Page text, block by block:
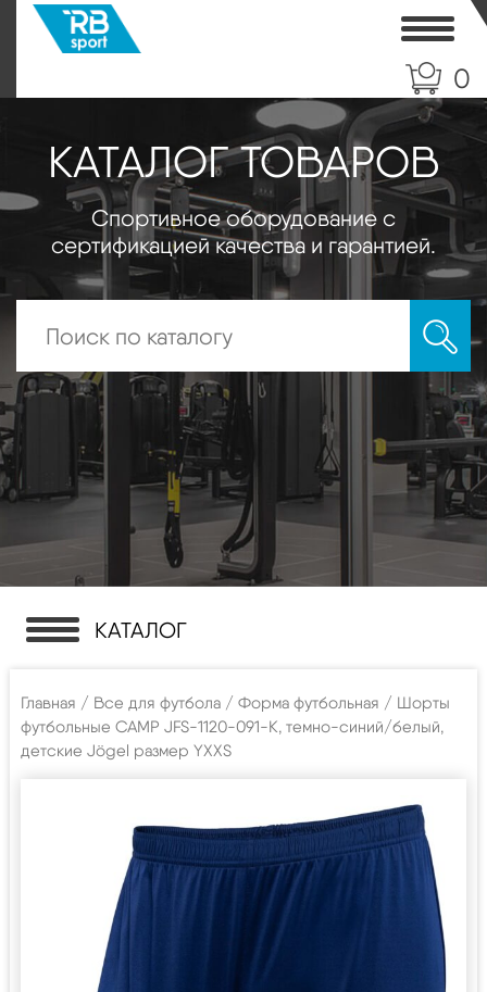
0
КАТАЛОГ ТОВАРОВ
Спортивное оборудование с
сертификацией качества и гарантией.
КАТАЛОГ
Главная / Все для футбола / Форма футбольная / Шорты
футбольные CAMP JFS-1120-091-K, темно-синий/белый,
детские Jögel размер YXXS